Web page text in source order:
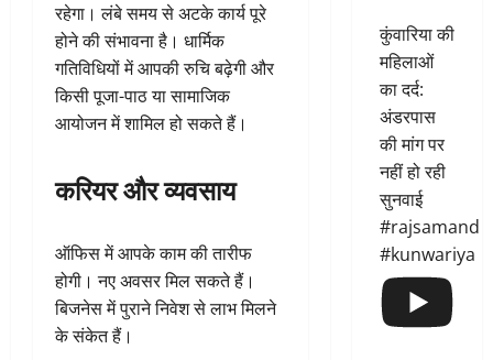
रहेगा। लंबे समय से अटके कार्य पूरे
होने की संभावना है। धार्मिक
गतिविधियों में आपकी रुचि बढ़ेगी और
किसी पूजा-पाठ या सामाजिक
आयोजन में शामिल हो सकते हैं।
करियर और व्यवसाय
ऑफिस में आपके काम की तारीफ
होगी। नए अवसर मिल सकते हैं।
बिजनेस में पुराने निवेश से लाभ मिलने
के संकेत हैं।
कुंवारिया की
महिलाओं
का दर्द:
अंडरपास
की मांग पर
नहीं हो रही
सुनवाई
#rajsamand
#kunwariya